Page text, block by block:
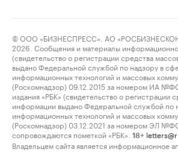
© ООО «БИЗНЕСПРЕСС», АО
2026. Сообщения и материалы
(свидетельство о регистрации средства
выдано Федеральной службой по надзору в
информационных технологий и массовых
(Роскомнадзор) 09.12.2015 за номером ИА
издания «РБК» (свидетельство о регистрации
информации выдано Федеральной службой по
информационных технологий и массовых
(Роскомнадзор) 03.12.2021 за номером ЭЛ
сопровождаются пометкой «РБК».
18+
Владельцем сайта является информационное